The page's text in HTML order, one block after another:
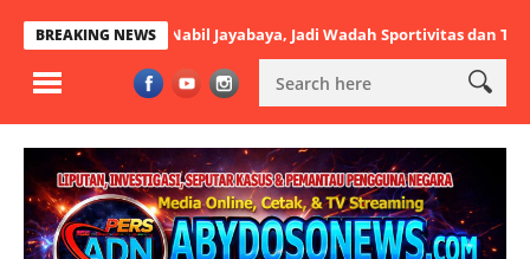
BREAKING NEWS
Nabil Jayabaya, Jadi Wadah Sportivitas dan Talenta Muda